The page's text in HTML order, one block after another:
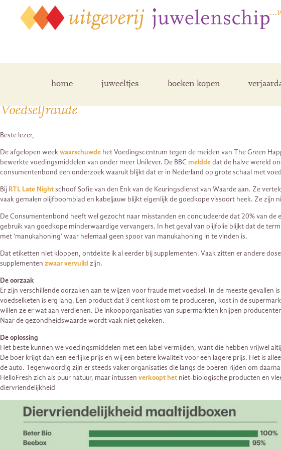
home juweeltjes boeken kopen
Posts Tagged ‘voedsel’
Voedselfraude
Beste lezer,
De afgelopen weekwaarschuwde het Voedingscentrum tegen de meiden van The Green
bewerkte voedingsmiddelen van onder meer Unilever. De BBC melddedat de halve wereld
consumentenbond een onderzoek waaruit blijkt dat er in Nederland op grote schaal met
Bij RTL Late Nightschoof Sofie van den Enk van de Keuringsdienst van Waarde aan. Ze
vaak gemalen olijfboomblad en kabeljauw blijkt eigenlijk de goedkope vissoort heek. Ze zijn
De Consumentenbond heeft wel gezocht naar misstanden en concludeerde dat 20% van
gebruik van goedkope minderwaardige vervangers. In het geval van olijfolie blijkt dat de
met ‘manukahoning’ waar helemaal geen spoor van manukahoning in te vinden is.
Dat etiketten niet kloppen, ontdekte ik al eerder bij supplementen. Vaak zitten er andere
supplementen zwaar vervuild zijn.
De oorzaak
Er zijn verschillende oorzaken aan te wijzen voor fraude met voedsel. In de meeste
voedselketen is erg lang. Een product dat 3 cent kost om te produceren, kost in de
willen ze er wat aan verdienen. De inkooporganisaties van supermarkten knijpen
Naar de gezondheidswaarde wordt vaak niet gekeken.
De oplossing
Het beste kunnen we voedingsmiddelen met een label vermijden, want die hebben vrijwel
De boer krijgt dan een eerlijke prijs en wij een betere kwaliteit voor een lagere prijs. Het is
de auto. Tegenwoordig zijn er steeds vaker organisaties die langs de boeren rijden om
HelloFresh zich als puur natuur, maar intussen verkoopt het niet-biologische producten en
diervriendelijkheid